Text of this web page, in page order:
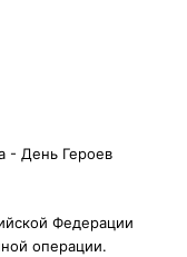
- День Героев
Федерации
операции.